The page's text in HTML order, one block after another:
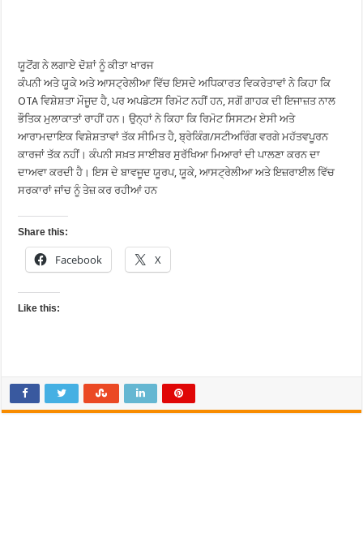
ਯੂਟੋਂਗ ਨੇ ਲਗਾਏ ਦੋਸ਼ਾਂ ਨੂੰ ਕੀਤਾ ਖਾਰਜ
ਕੰਪਨੀ ਅਤੇ ਯੂਕੇ ਅਤੇ ਆਸਟ੍ਰੇਲੀਆ ਵਿੱਚ ਇਸਦੇ ਅਧਿਕਾਰਤ ਵਿਕਰੇਤਾਵਾਂ ਨੇ ਕਿਹਾ ਕਿ
OTA ਵਿਸ਼ੇਸ਼ਤਾ ਮੌਜੂਦ ਹੈ, ਪਰ ਅਪਡੇਟਸ ਰਿਮੋਟ ਨਹੀਂ ਹਨ, ਸਗੋਂ ਗਾਹਕ ਦੀ ਇਜਾਜ਼ਤ ਨਾਲ
ਭੌਤਿਕ ਮੁਲਾਕਾਤਾਂ ਰਾਹੀਂ ਹਨ। ਉਨ੍ਹਾਂ ਨੇ ਕਿਹਾ ਕਿ ਰਿਮੋਟ ਸਿਸਟਮ ਏਸੀ ਅਤੇ
ਆਰਾਮਦਾਇਕ ਵਿਸ਼ੇਸ਼ਤਾਵਾਂ ਤੱਕ ਸੀਮਿਤ ਹੈ, ਬ੍ਰੇਕਿੰਗ/ਸਟੀਅਰਿੰਗ ਵਰਗੇ ਮਹੱਤਵਪੂਰਨ
ਕਾਰਜਾਂ ਤੱਕ ਨਹੀਂ। ਕੰਪਨੀ ਸਖ਼ਤ ਸਾਈਬਰ ਸੁਰੱਖਿਆ ਮਿਆਰਾਂ ਦੀ ਪਾਲਣਾ ਕਰਨ ਦਾ
ਦਾਅਵਾ ਕਰਦੀ ਹੈ। ਇਸ ਦੇ ਬਾਵਜੂਦ ਯੂਰਪ, ਯੂਕੇ, ਆਸਟ੍ਰੇਲੀਆ ਅਤੇ ਇਜ਼ਰਾਈਲ ਵਿੱਚ
ਸਰਕਾਰਾਂ ਜਾਂਚ ਨੂੰ ਤੇਜ਼ ਕਰ ਰਹੀਆਂ ਹਨ
Share this:
Facebook X
Like this: